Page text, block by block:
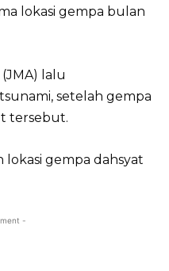
lokasi gempa bulan
lalu
setelah gempa
tersebut.
gempa dahsyat
-